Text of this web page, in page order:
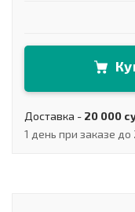
Доставка - 20 000
1 день при заказе до